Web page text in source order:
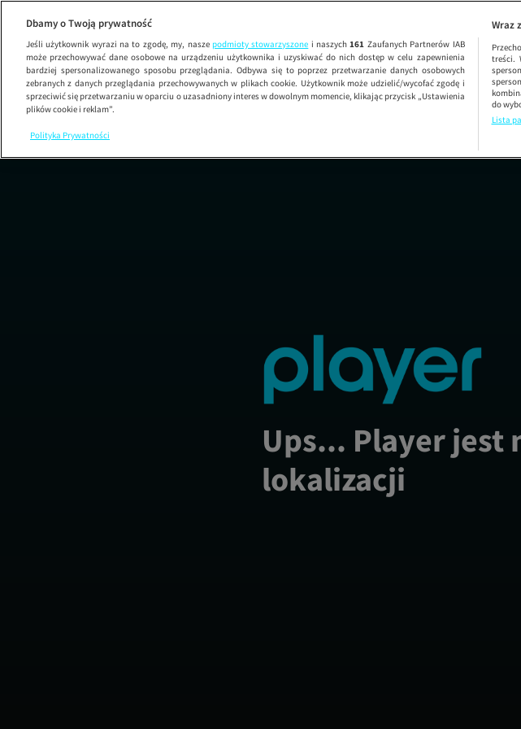
Dzień
Ups... Player jest
lokalizacji
Dbamy o Twoją prywatność
Jeśli użytkownik wyrazi na to zgodę, my, nasze podmioty stowarzyszone i naszych161 Zaufanych Partnerów IAB
może przechowywać dane osobowe na urządzeniu użytkownika i uzyskiwać do nich dostęp w celu zapewnienia
bardziej spersonalizowanego sposobu przeglądania. Odbywa się to poprzez przetwarzanie danych osobowych
zebranych z danych przeglądania przechowywanych w plikach cookie. Użytkownik może udzielić/wycofać zgodę i
sprzeciwić się przetwarzaniu w oparciu o uzasadniony interes w dowolnym momencie, klikając przycisk „Ustawienia
plików cookie i reklam”.
Polityka Prywatności
Wraz
treści.
do
Lista